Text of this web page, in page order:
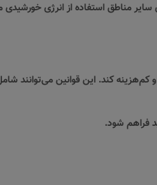
سایر مناطق استفاده از انرژی
کند. این قوانین می‌توانند
فراهم شود.